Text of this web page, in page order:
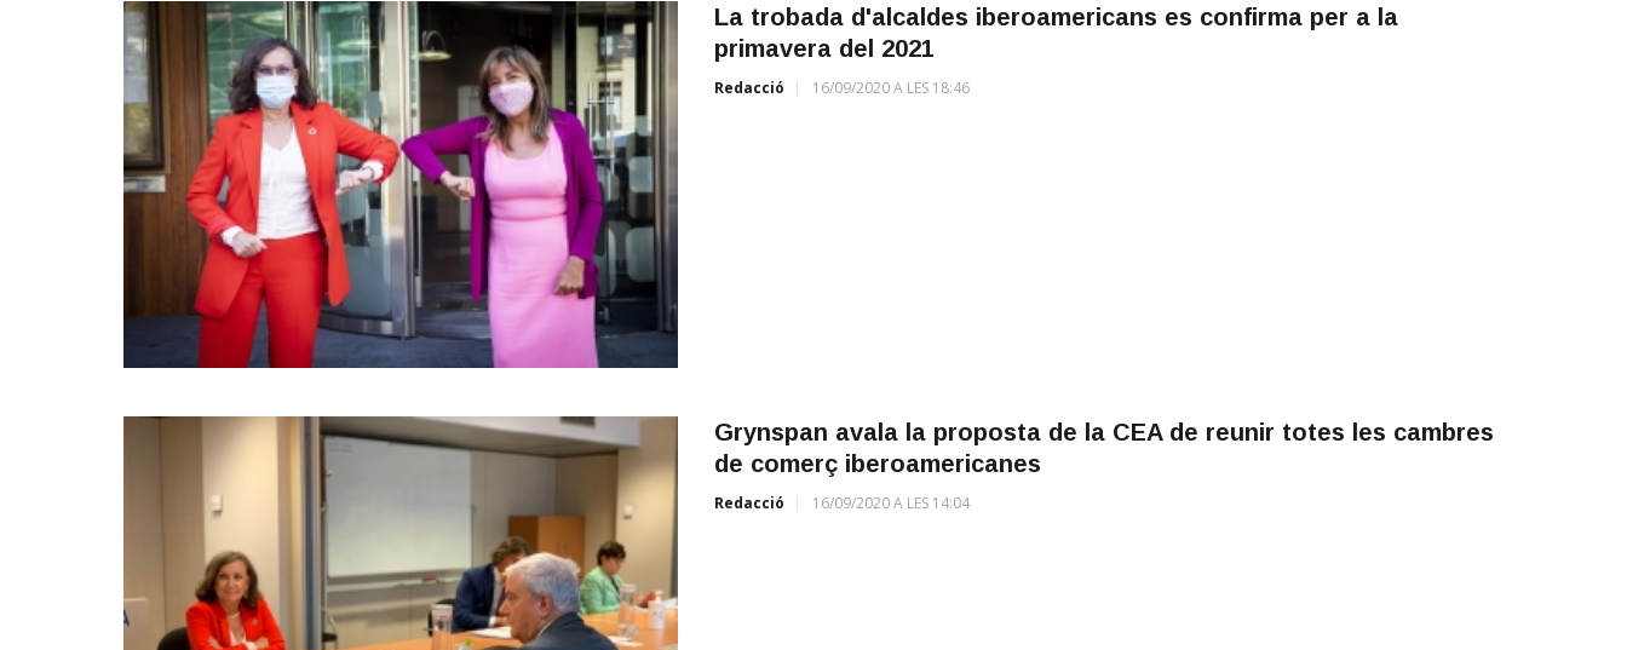
La trobada d'alcaldes iberoamericans es confirma per a la
primavera del 2021
Redacció 16/09/2020 A LES 18:46
Grynspan avala la proposta de la CEA de reunir totes les cambres
de comerç iberoamericanes
Redacció 16/09/2020 A LES 14:04